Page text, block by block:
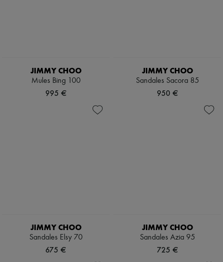
JIMMY CHOO
Mules Bing 100
995 €
JIMMY CHOO
Sandales Sacora 85
950 €
JIMMY CHOO
Sandales Elsy 70
675 €
JIMMY CHOO
Sandales Azia 95
725 €